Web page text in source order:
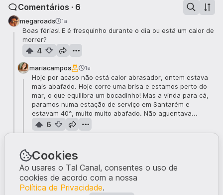
Comentários · 6
megaroads 1a
Boas férias! E é fresquinho durante o dia ou está um calor de
morrer?
4
mariacampos 1a
Hoje por acaso não está calor abrasador, ontem estava
mais abafado. Hoje corre uma brisa e estamos perto do
mar, o que equilibra um bocadinho! Mas a vinda para cá,
paramos numa estação de serviço em Santarém e
estavam 40°, muito muito abafado. Não aguentava...
6
Pois, sempre que fui fazer férias por aí estava mais
para o ventoso, mas com estas temperaturas, essa
aragem deve ser uma delícia! Espero que
o u/OwlYouCanEattenha levado a guitarra dele, que é
o elemento essencial do campismo. 😜 Aproveitem!
Cookies
Ao usares o Tal Canal, consentes o uso de
cookies de acordo com a nossa
Política de Privacidade.